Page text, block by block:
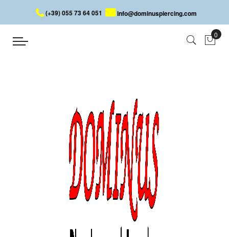
(+39) 055 73 64 051 info@dominuspiercing.com
ANCHOR MIT CONE
ANCHOR MIT CONE